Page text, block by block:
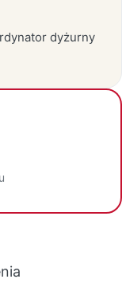
dyżurny